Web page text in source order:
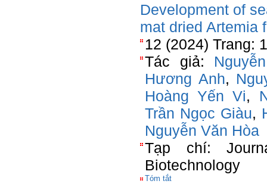
Development of
mat dried Artemia
12 (2024) Trang:
Tác giả:
Hương Anh,
Hoàng Yến Vi,
Trần Ngọc Giàu,
Nguyễn Văn Hòa
Tạp chí:
Biotechnology
Tóm tắt